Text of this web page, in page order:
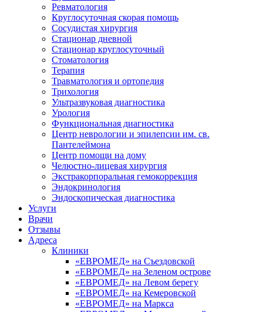
Ревматология
Круглосуточная скорая помощь
Сосудистая хирургия
Стационар дневной
Стационар круглосуточный
Стоматология
Терапия
Травматология и ортопедия
Трихология
Ультразвуковая диагностика
Урология
Функциональная диагностика
Центр неврологии и эпилепсии им. св.
Пантелеймона
Центр помощи на дому
Челюстно-лицевая хирургия
Экстракорпоральная гемокоррекция
Эндокринология
Эндоскопическая диагностика
Услуги
Врачи
Отзывы
Адреса
Клиники
«ЕВРОМЕД» на Съездовской
«ЕВРОМЕД» на Зеленом острове
«ЕВРОМЕД» на Левом берегу
«ЕВРОМЕД» на Кемеровской
«ЕВРОМЕД» на Маркса